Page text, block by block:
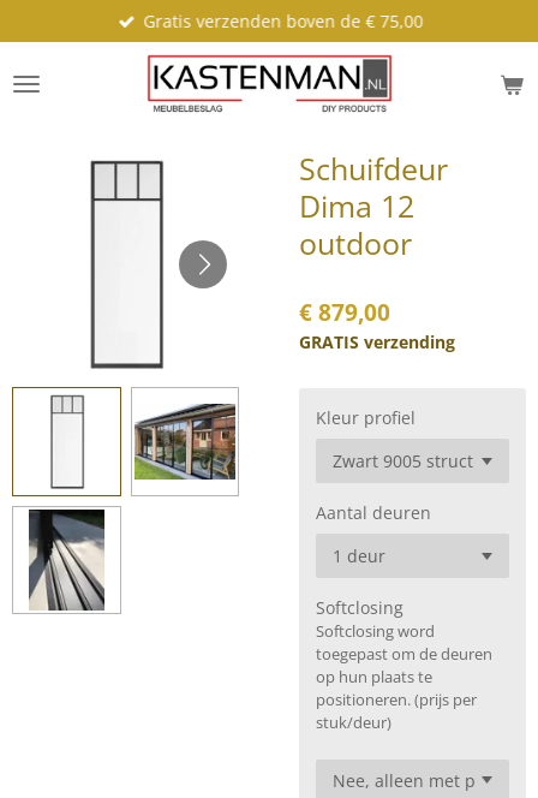
direct
naar
de
Gratis verzenden boven de € 75,00
Schuifdeur
Dima 12
outdoor
€ 879,00
GRATIS verzending
Kleur profiel
Aantal deuren
Softclosing
Softclosing word
toegepast om de deuren
op hun plaats te
positioneren. (prijs per
stuk/deur)